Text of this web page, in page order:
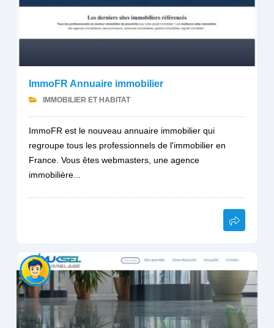
ImmoFR Annuaire immobilier
IMMOBILIER ET HABITAT
ImmoFR est le nouveau annuaire immobilier qui
regroupe tous les professionnels de l'immobilier en
France. Vous êtes webmasters, une agence
immobilière...